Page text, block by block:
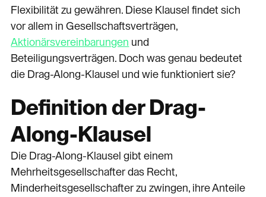
Flexibilität zu gewähren. Diese Klausel findet sich
vor allem in Gesellschaftsverträgen,
Aktionärsvereinbarungen und
Beteiligungsverträgen. Doch was genau bedeutet
die Drag-Along-Klausel und wie funktioniert sie?
Definition der Drag-
Along-Klausel
Die Drag-Along-Klausel gibt einem
Mehrheitsgesellschafter das Recht,
Minderheitsgesellschafter zu zwingen, ihre Anteile